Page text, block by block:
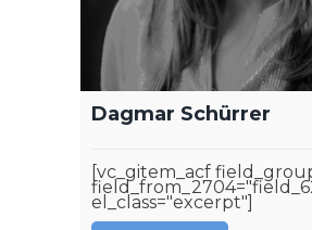
Dagmar Schürrer
[vc_gitem_acf
el_class="excerpt"]